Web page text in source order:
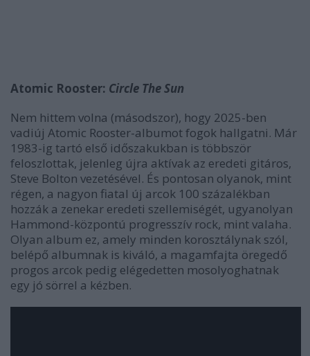
Atomic Rooster: Circle The Sun
Nem hittem volna (másodszor), hogy 2025-ben
vadiúj Atomic Rooster-albumot fogok hallgatni. Már
1983-ig tartó első időszakukban is többször
feloszlottak, jelenleg újra aktívak az eredeti gitáros,
Steve Bolton vezetésével. És pontosan olyanok, mint
régen, a nagyon fiatal új arcok 100 százalékban
hozzák a zenekar eredeti szellemiségét, ugyanolyan
Hammond-központú progresszív rock, mint valaha.
Olyan album ez, amely minden korosztálynak szól,
belépő albumnak is kiváló, a magamfajta öregedő
progos arcok pedig elégedetten mosolyoghatnak
egy jó sörrel a kézben.